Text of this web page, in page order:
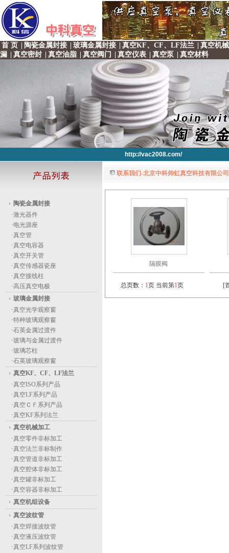
首 页 陶瓷金属封接 玻璃金属封接 真空KF、CF、LF法兰
真空机
漏
真空密封 真空油脂 真空阀门 真空仪表 真空泵 真空材料
http://vac2008.com/
http://vac2008.com/
http://vac2008.com/
http://vac2008.com/
陶瓷金属封接
·激光器件
·电光源座
·真空管
·真空电容器
·真空开关管
·真空传感器瓷座
·真空接线柱
·高压真空电极
玻璃金属封接
·真空光学观察窗
·特种玻璃观察窗
·石英金属过渡件
·玻璃与金属过渡件
·玻璃芯柱
·石英玻璃观察窗
真空KF、CF、LF法兰
·真空ISO系列产品
·真空LF系列产品
·真空ＣＦ系列产品
·真空KF系列法兰
真空机械加工
·真空零件非标加工
·真空法兰非标制作
·真空管道非标加工
·真空腔体非标加工
·真空罐非标加工
·真空容器非标加工
真空机组设备
真空波纹管
·真空焊接波纹管
·真空液压波纹管
·真空LF系列波纹管
联系我们-北京中科帅虹真空科技有限公
隔膜阀
总页数： 1页 当前第1页 [